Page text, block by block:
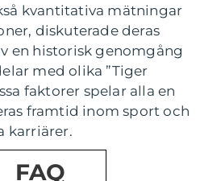
kvantitativa mätningar
diskuterade deras
en historisk genomgång
med olika ”Tiger
faktorer spelar alla en
framtid inom sport och
karriärer.
FAQ